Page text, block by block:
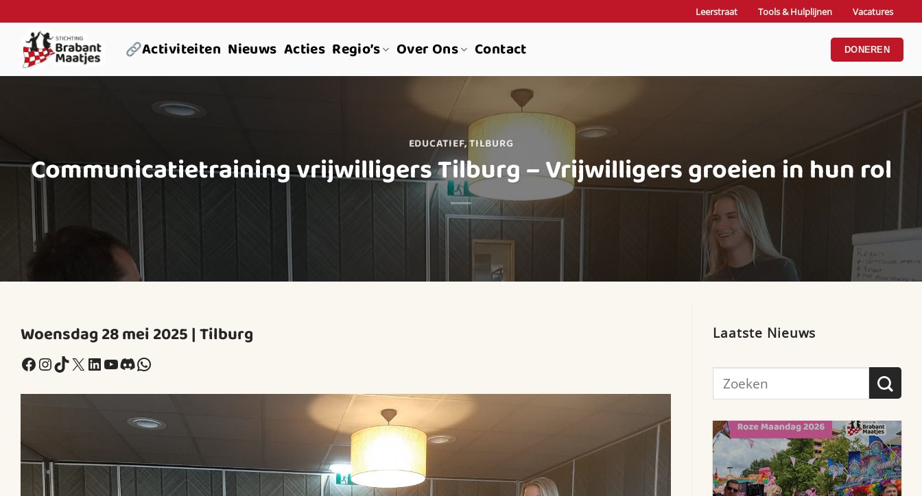
inhoud
Leerstraat Tools & Hulplijnen Vacatures
Activiteiten Nieuws Acties Regio’s Over Ons Contact DONEREN
EDUCATIEF,TILBURG
Communicatietraining vrijwilligers Tilburg – Vrijwilligers groeien in hun rol
Woensdag 28 mei 2025 | Tilburg
Facebook
Instagram
TikTok
X LinkedIn
YouTube
Discord
WhatsApp
Laatste Nieuws